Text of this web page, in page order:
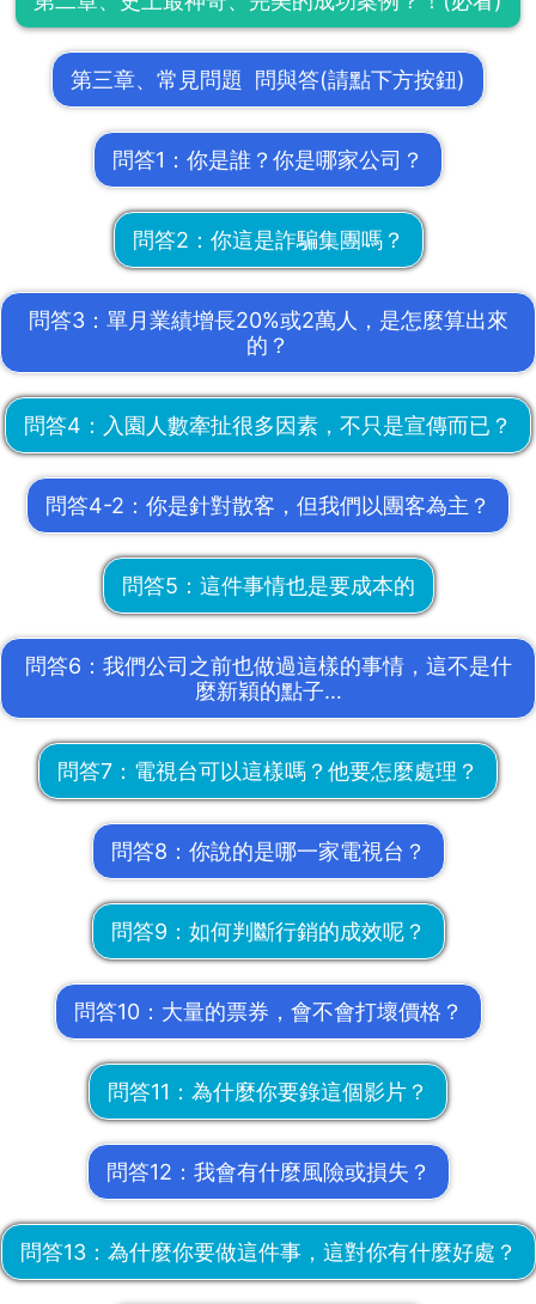
​第三章、常見問題 問與答(請點下方按鈕)
​問答1：你是誰？你是哪家公司？
​問答​2：​你這是詐騙集團嗎？
​問答​3：單月業績增長​20%或2萬人，是怎麼算出來
的？
​問答​​4：​​入園人數牽扯很多因素，不只是宣傳而已？
​問答​4-2：​​你是針對散客，但我們以團客為主？
​問答​​5：這件事情也是要成本的
​問答​​6：我們公司之前也做過這樣的事情，這不是什
麼新穎的點子…
​問答​7：電視台可以這樣嗎？他要怎麼處理？
​問答​8：你說的是哪一家電視台？
​問答​9：如何判斷行銷的成效呢？
​問答​​10：大量的票券​，會不會打壞價格？
​問答​​11：為什麼你要錄這個影片？
​問答​​12：我會有什麼風險或損失？
​問答​13：為什麼你要做這件事，這對你有什麼好處？